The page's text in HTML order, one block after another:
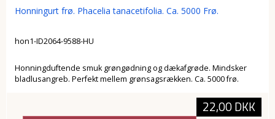
Honningurt frø. Phacelia tanacetifolia. Ca. 5000 Frø.
hon1-ID2064-9588-HU
Honningduftende smuk grøngødning og dækafgrøde. Mindsker
bladlusangreb. Perfekt mellem grønsagsrækken. Ca. 5000 frø.
22,00 DKK